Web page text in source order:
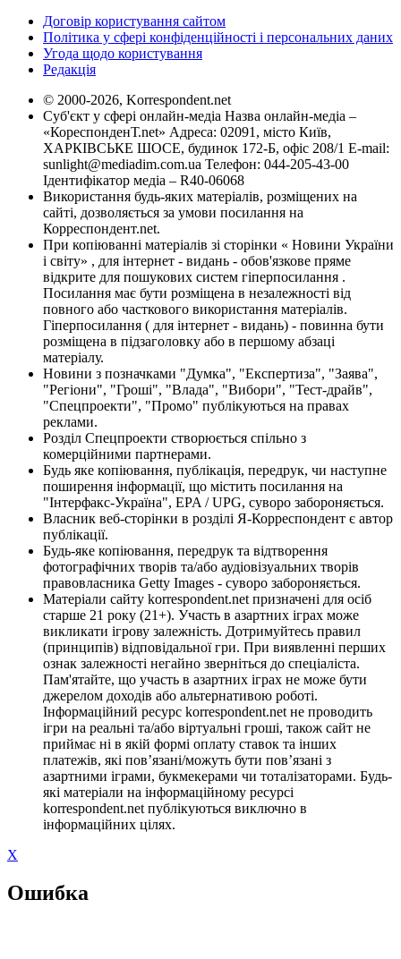
Договір користування сайтом
Політика у сфері конфіденційності і персональних даних
Угода щодо користування
Редакція
© 2000-2026, Korrespondent.net
Суб'єкт у сфері онлайн-медіа Назва онлайн-медіа –
«КореспонденТ.net» Адреса: 02091, місто Київ,
ХАРКІВСЬКЕ ШОСЕ, будинок 172-Б, офіс 208/1 E-mail:
sunlight@mediadim.com.ua Телефон: 044-205-43-00
Ідентифікатор медіа – R40-06068
Використання будь-яких матеріалів, розміщених на
сайті, дозволяється за умови посилання на
Корреспондент.net.
При копіюванні матеріалів зі сторінки « Новини України
і світу» , для інтернет - видань - обов'язкове пряме
відкрите для пошукових систем гіперпосилання .
Посилання має бути розміщена в незалежності від
повного або часткового використання матеріалів.
Гіперпосилання ( для інтернет - видань) - повинна бути
розміщена в підзаголовку або в першому абзаці
матеріалу.
Новини з позначками "Думка", "Експертиза", "Заява",
"Регіони", "Гроші", "Влада", "Вибори", "Тест-драйв",
"Спецпроекти", "Промо" публікуються на правах
реклами.
Розділ Спецпроекти створюється спільно з
комерційними партнерами.
Будь яке копіювання, публікація, передрук, чи наступне
поширення інформації, що містить посилання на
"Інтерфакс-Україна", EPA / UPG, суворо забороняється.
Власник веб-сторінки в розділі Я-Корреспондент є автор
публікації.
Будь-яке копіювання, передрук та відтворення
фотографічних творів та/або аудіовізуальних творів
правовласника Getty Images - суворо забороняється.
Матеріали сайту korrespondent.net призначені для осіб
старше 21 року (21+). Участь в азартних іграх може
викликати ігрову залежність. Дотримуйтесь правил
(принципів) відповідальної гри. При виявленні перших
ознак залежності негайно зверніться до спеціаліста.
Пам'ятайте, що участь в азартних іграх не може бути
джерелом доходів або альтернативою роботі.
Інформаційний ресурс korrespondent.net не проводить
ігри на реальні та/або віртуальні гроші, також сайт не
приймає ні в якій формі оплату ставок та інших
платежів, які пов’язані/можуть бути пов’язані з
азартними іграми, букмекерами чи тоталізаторами. Будь-
які матеріали на інформаційному ресурсі
korrespondent.net публікуються виключно в
інформаційних цілях.
X
Ошибка